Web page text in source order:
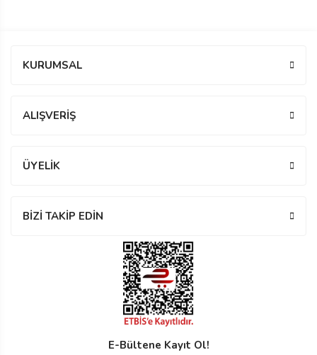
KURUMSAL
ALIŞVERİŞ
ÜYELİK
BİZİ TAKİP EDİN
E-Bültene Kayıt Ol!